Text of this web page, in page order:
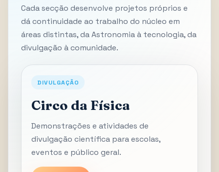
Cada secção desenvolve projetos próprios e
dá continuidade ao trabalho do núcleo em
áreas distintas, da Astronomia à tecnologia, da
divulgação à comunidade.
DIVULGAÇÃO
Circo da Física
Demonstrações e atividades de
divulgação científica para escolas,
eventos e público geral.